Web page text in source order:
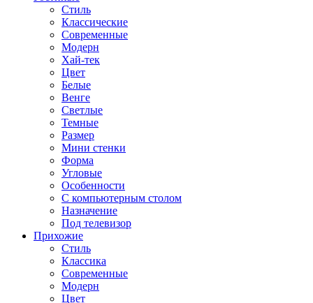
Стиль
Классические
Современные
Модерн
Хай-тек
Цвет
Белые
Венге
Светлые
Темные
Размер
Мини стенки
Форма
Угловые
Особенности
С компьютерным столом
Назначение
Под телевизор
Прихожие
Стиль
Классика
Современные
Модерн
Цвет